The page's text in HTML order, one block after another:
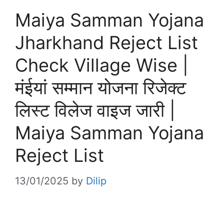
Maiya Samman Yojana
Jharkhand Reject List
Check Village Wise |
मंईयां सम्मान योजना रिजेक्ट
लिस्ट विलेज वाइज जारी |
Maiya Samman Yojana
Reject List
13/01/2025 by Dilip